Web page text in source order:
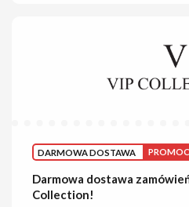
DARMOWA DOSTAWA
Darmowa dostawa
Collection!